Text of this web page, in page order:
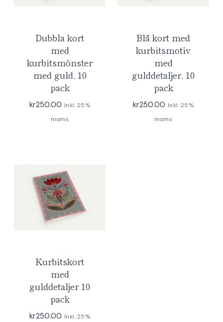
Dubbla kort
med
kurbitsmönster
med guld, 10
pack
kr250.00 Inkl. 25%
moms
Blå kort med
kurbitsmotiv
med
gulddetaljer, 10
pack
kr250.00 Inkl. 25%
moms
Kurbitskort
med
gulddetaljer 10
pack
kr250.00 Inkl. 25%